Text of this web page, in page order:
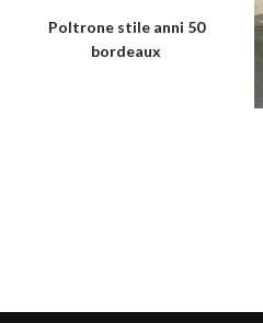
Poltrone stile anni 50
bordeaux